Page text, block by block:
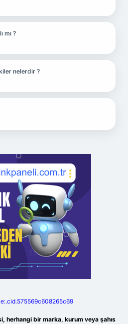
mı ?
nelerdir ?
herhangi bir marka, kurum veya şahıs